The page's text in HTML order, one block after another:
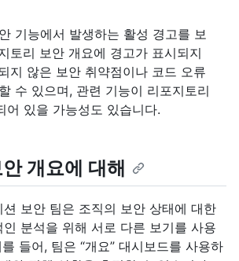
기능에서 발생하는 활성 경고를 보
토리 보안 개요에 경고가 표시되지
지 않은 보안 취약점이나 코드 오류
수 있으며, 관련 기능이 리포지토리
어 있을 가능성도 있습니다.
개요에 대해
션 보안 팀은 조직의 보안 상태에 대한
분석을 위해 서로 다른 보기를 사용
들어, 팀은 “개요” 대시보드를 사용하